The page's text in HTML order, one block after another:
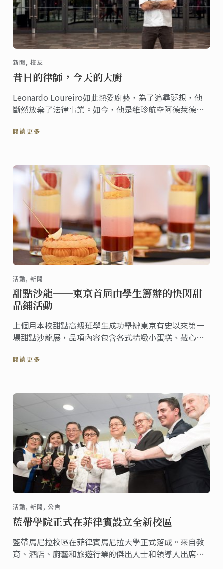
新聞, 校友
昔日的律師，今天的大廚
Leonardo Loureiro如此熱愛廚藝，為了追尋夢想，他
斷然放棄了法律事業。如今，他是維珍航空阿德萊德娛
為行業偶像Matt Moran、Jock Zonfrillo和Massimo
閱讀更多
活動, 新聞
甜點沙龍──東京首屆由學生籌辦的快閃甜
品鋪活動
上個月本校甜點高級班學生成功舉辦東京有史以來第一
場甜點沙龍展，品項內容包含各式精緻小蛋糕、藏心巧
由學生設計、籌辦。來賓可依據其個人喜好自由選擇試
閱讀更多
活動, 新聞, 公告
藍帶學院正式在菲律賓設立全新校區
藍帶馬尼拉校區在菲律賓馬尼拉大學正式落成。來自教
育、酒店、廚藝和旅遊行業的傑出人士和領導人出席了